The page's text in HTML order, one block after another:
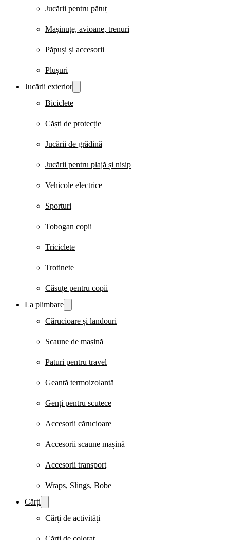
Jucării pentru pătuț
Mașinuțe, avioane, trenuri
Păpuși și accesorii
Plușuri
Jucării exterior
Biciclete
Căști de protecție
Jucării de grădină
Jucării pentru plajă și nisip
Vehicole electrice
Sporturi
Tobogan copii
Triciclete
Trotinete
Căsuțe pentru copii
La plimbare
Cărucioare și landouri
Scaune de mașină
Paturi pentru travel
Geantă termoizolantă
Genți pentru scutece
Accesorii cărucioare
Accesorii scaune mașină
Accesorii transport
Wraps, Slings, Bobe
Cărți
Cărți de activități